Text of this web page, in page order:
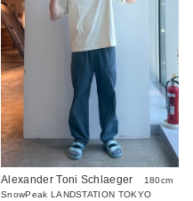
Alexander Toni Schlaeger
180cm
SnowPeak LANDSTATION TOKYO